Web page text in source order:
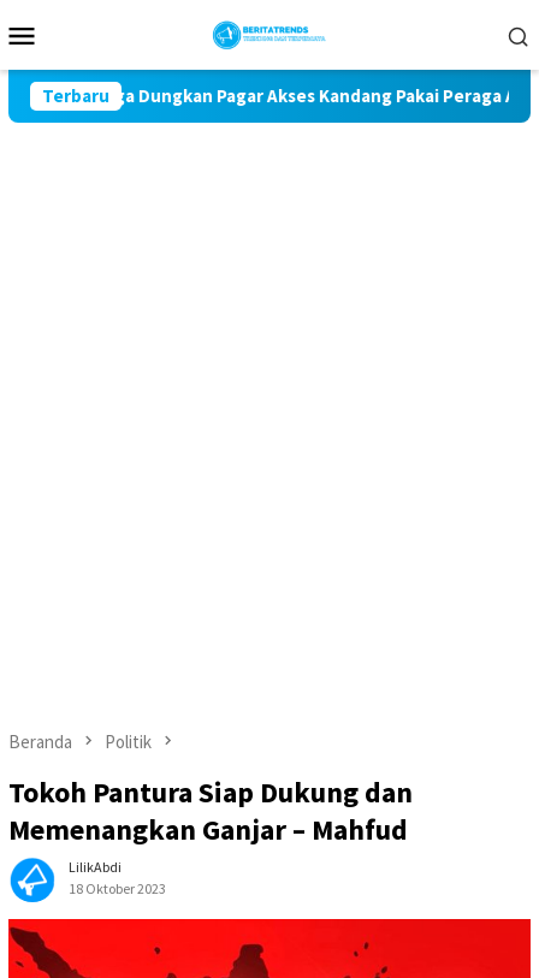
ke
Mobile
Terbaru
Dungkan Pagar Akses Kandang Pakai Peraga Adat
Beranda Politik
Tokoh Pantura Siap Dukung dan
Memenangkan Ganjar – Mahfud
LilikAbdi
18 Oktober 2023